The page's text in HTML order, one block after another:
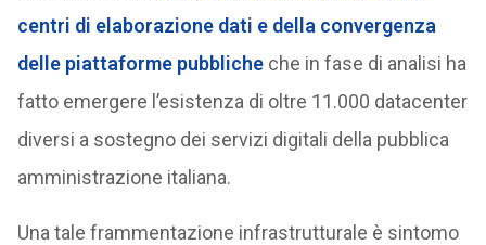
centri di elaborazione dati e della convergenza
delle piattaforme pubblicheche in fase di analisi ha
fatto emergere l’esistenza di oltre 11.000 datacenter
diversi a sostegno dei servizi digitali della pubblica
amministrazione italiana.
Una tale frammentazione infrastrutturale è sintomo